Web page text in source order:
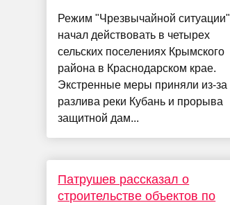
Режим "Чрезвычайной ситуации"
начал действовать в четырех
сельских поселениях Крымского
района в Краснодарском крае.
Экстренные меры приняли из-за
разлива реки Кубань и прорыва
защитной дам...
Патрушев рассказал о
строительстве объектов по